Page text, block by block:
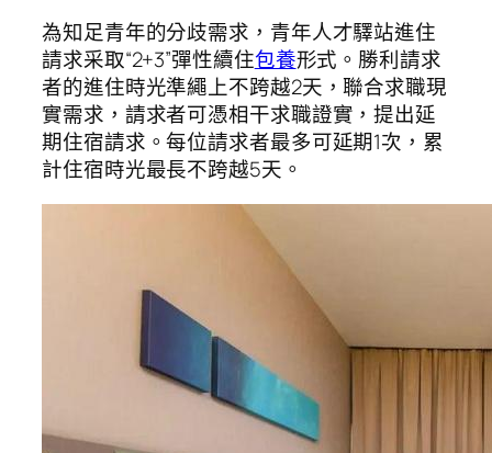
為知足青年的分歧需求，青年人才驛站進住
請求采取“2+3”彈性續住包養形式。勝利請求
者的進住時光準繩上不跨越2天，聯合求職現
實需求，請求者可憑相干求職證實，提出延
期住宿請求。每位請求者最多可延期1次，累
計住宿時光最長不跨越5天。